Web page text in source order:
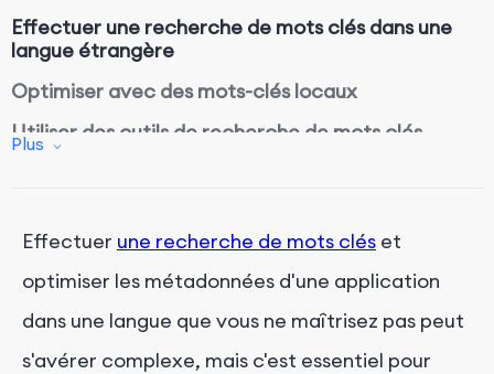
Effectuer une recherche de mots clés dans une
langue étrangère
Optimiser avec des mots-clés locaux
Utiliser des outils de recherche de mots clés
locaux
étrangère
Traduisez et localisez le titre et la description de
votre application
Plus
Effectuer une recherche de mots clés et
optimiser les métadonnées d'une application
dans une langue que vous ne maîtrisez pas peut
s'avérer complexe, mais c'est essentiel pour